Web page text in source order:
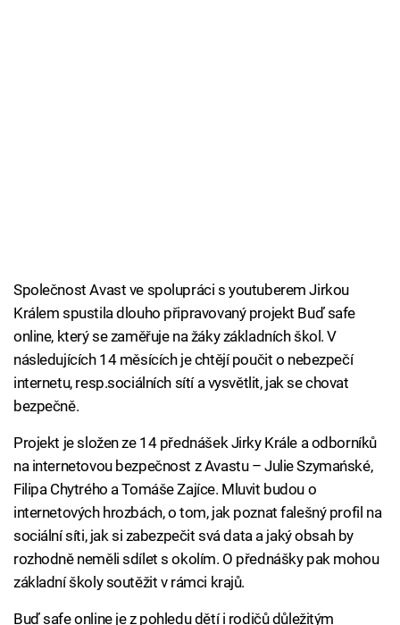
Společnost Avast ve spolupráci s youtuberem Jirkou
Králem spustila dlouho připravovaný projekt Buď safe
online, který se zaměřuje na žáky základních škol. V
následujících 14 měsících je chtějí poučit o nebezpečí
internetu, resp.sociálních sítí a vysvětlit, jak se chovat
bezpečně.
Projekt je složen ze 14 přednášek Jirky Krále a odborníků
na internetovou bezpečnost z Avastu – Julie Szymańské,
Filipa Chytrého a Tomáše Zajíce. Mluvit budou o
internetových hrozbách, o tom, jak poznat falešný profil na
sociální síti, jak si zabezpečit svá data a jaký obsah by
rozhodně neměli sdílet s okolím. O přednášky pak mohou
základní školy soutěžit v rámci krajů.
Buď safe online je z pohledu dětí i rodičů důležitým